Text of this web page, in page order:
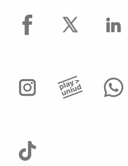
facebook